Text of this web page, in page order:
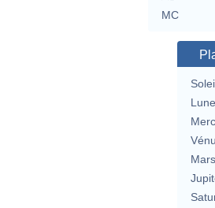
MC
Lune
Mars